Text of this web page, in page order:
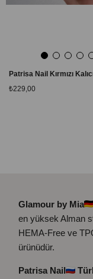
₺229,00
Glamour by Mia
en yüksek Alman
HEMA-Free ve
ürünüdür.
Patrisa Nail